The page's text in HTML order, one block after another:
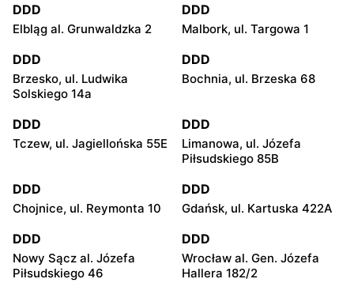
DDD
Elbląg al. Grunwaldzka 2
DDD
Malbork, ul. Targowa 1
DDD
Brzesko, ul. Ludwika
Solskiego 14a
DDD
Bochnia, ul. Brzeska 68
DDD
Tczew, ul. Jagiellońska 55E
DDD
Limanowa, ul. Józefa
Piłsudskiego 85B
DDD
Chojnice, ul. Reymonta 10
DDD
Gdańsk, ul. Kartuska 422A
DDD
Nowy Sącz al. Józefa
Piłsudskiego 46
DDD
Wrocław al. Gen. Józefa
Hallera 182/2